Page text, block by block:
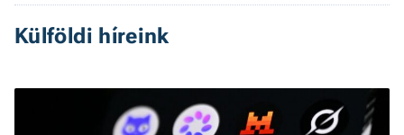
Külföldi híreink